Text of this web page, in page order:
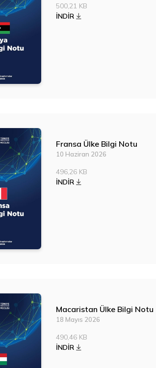
500,21 KB
İNDİR
Fransa Ülke Bilgi Notu
10 Haziran 2026
496,26 KB
İNDİR
Macaristan Ülke Bilgi Notu
18 Mayıs 2026
490,46 KB
İNDİR